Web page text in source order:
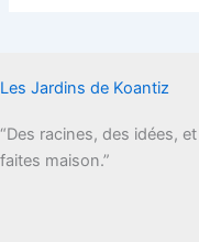
Les Jardins de Koantiz
“Des racines, des idées,
faites maison.”